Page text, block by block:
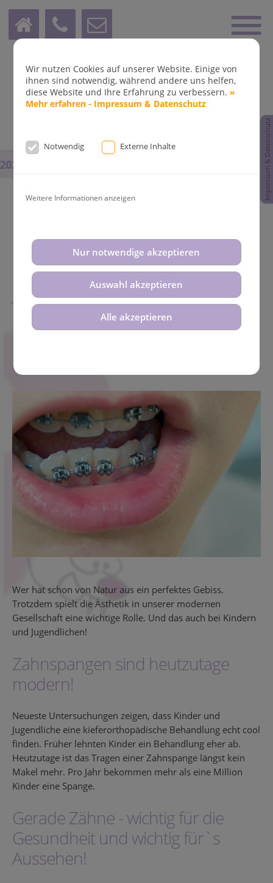
Wir nutzen Cookies auf unserer Website. Einige von
ihnen sind notwendig, während andere uns helfen,
diese Website und Ihre Erfahrung zu verbessern.»
Mehr erfahren - Impressum & Datenschutz
Notwendig Externe Inhalte
Weitere Informationen anzeigen
Nur notwendige akzeptieren
Auswahl akzeptieren
Alle akzeptieren
Impressum & Datenschutz
Kieferorthopädie bei Kindern &
Jugendlichen
cool!
Wer hat schon von Natur aus ein perfektes Gebiss.
Trotzdem spielt die Ästhetik in unserer modernen
Gesellschaft eine wichtige Rolle. Und das auch bei Kindern
und Jugendlichen!
Zahnspangen sind heutzutage
modern!
Neueste Untersuchungen zeigen, dass Kinder und
Jugendliche eine kieferorthopädische Behandlung echt cool
finden. Früher lehnten Kinder ein Behandlung eher ab.
Heutzutage ist das Tragen einer Zahnspange längst kein
Makel mehr. Pro Jahr bekommen mehr als eine Million
Kinder eine Spange.
Gerade Zähne - wichtig für die
Gesundheit und wichtig für`s
Aussehen!